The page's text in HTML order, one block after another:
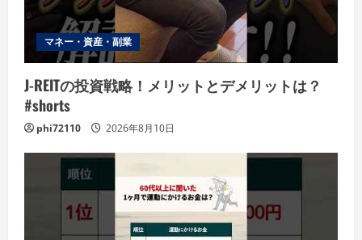
マネー・資産・副業
J-REITの投資戦略！メリットとデメリットは？
#shorts
phi72110 2026年8月10日